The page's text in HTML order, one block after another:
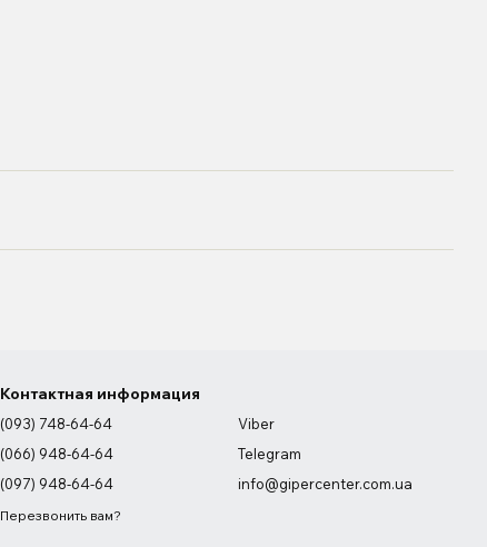
Контактная информация
(093) 748-64-64
(066) 948-64-64
(097) 948-64-64
Перезвонить вам?
Viber
Telegram
info@gipercenter.com.ua